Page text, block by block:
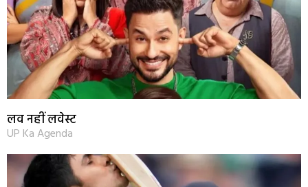
लव नहीं लवेस्ट
UP Ka Agenda